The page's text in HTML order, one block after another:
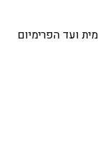
ועד הפרימיום